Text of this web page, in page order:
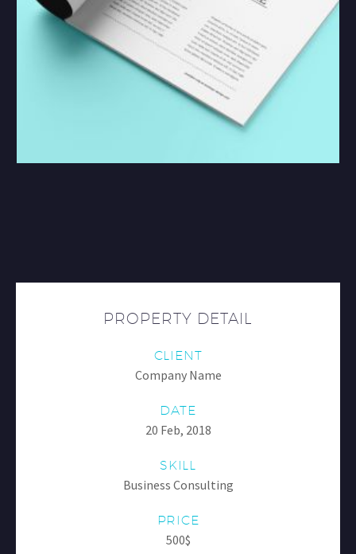
PROPERTY DETAIL
CLIENT
Company Name
DATE
20 Feb, 2018
SKILL
Business Consulting
PRICE
500$